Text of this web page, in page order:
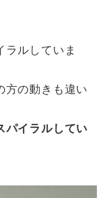
ルしていま
方の動きも違い
パイラルしてい